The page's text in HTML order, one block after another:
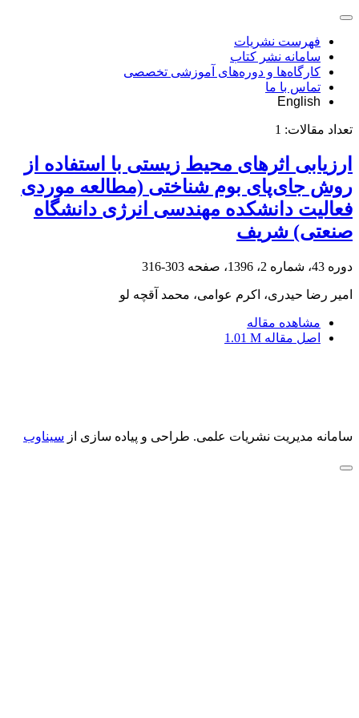
فهرست نشریات
سامانه نشر کتاب
کارگاه‌ها و دوره‌های آموزشی تخصصی
تماس با ما
English
تعداد مقالات: 1
ارزیابی اثرهای محیط زیستی با استفاده از
روش جای‌پای بوم شناختی (مطالعه موردی
فعالیت دانشکده مهندسی انرژی دانشگاه
صنعتی) شریف
دوره 43، شماره 2، 1396، صفحه 303-316
امیر رضا حیدری، اکرم عوامی، محمد آقچه لو
مشاهده مقاله
اصل مقاله 1.01 M
سامانه مدیریت نشریات علمی. طراحی و پیاده سازی از سیناوب